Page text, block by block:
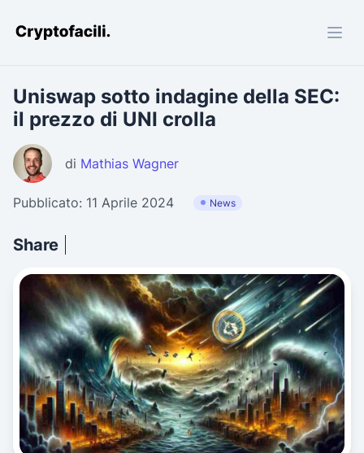
Cryptofacili.com
Uniswap sotto indagine della SEC:
il prezzo di UNI crolla
di Mathias Wagner
Pubblicato: 11 Aprile 2024 News
Share